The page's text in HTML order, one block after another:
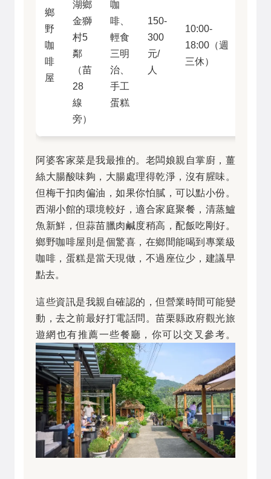
鄉
野
咖
啡
屋
湖鄉
金獅
村5
鄰
（苗
28
線
旁）
咖
啡、
輕食
三明
治、
手工
蛋糕
150-
300
元/
人
10:00-
18:00（週
三休）
阿婆客家菜是我最推的。老闆娘親自掌廚，薑
絲大腸酸味夠，大腸處理得乾淨，沒有腥味。
但梅干扣肉偏油，如果你怕膩，可以點小份。
西湖小館的環境較好，適合家庭聚餐，清蒸鱸
魚新鮮，但蒜苗臘肉鹹度稍高，配飯吃剛好。
鄉野咖啡屋則是個驚喜，在鄉間能喝到專業級
咖啡，蛋糕是當天現做，不過座位少，建議早
點去。
這些資訊是我親自確認的，但營業時間可能變
動，去之前最好打電話問。苗栗縣政府觀光旅
遊網也有推薦一些餐廳，你可以交叉參考。